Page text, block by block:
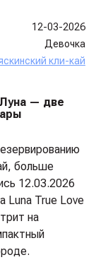
12-03-2026
Девочка
кли-кай
— две
больше
12.03.2026
Luna True Love
на